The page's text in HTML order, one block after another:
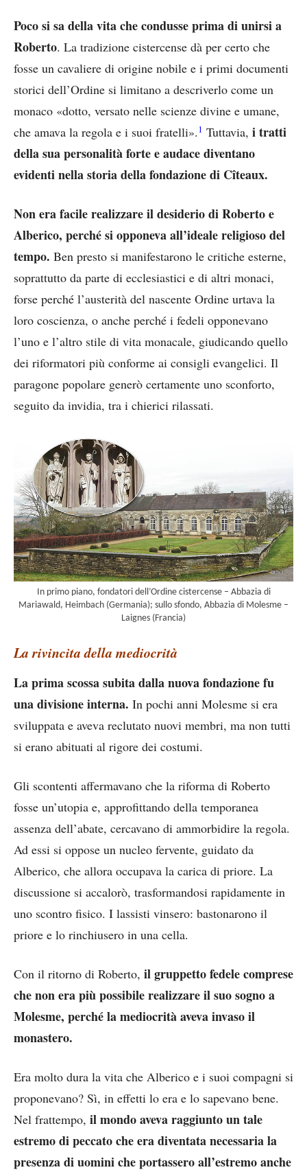
Poco si sa della vita che condusse prima di unirsi a
Roberto. La tradizione cistercense dà per certo che
fosse un cavaliere di origine nobile e i primi documenti
storici dell’Ordine si limitano a descriverlo come un
monaco «dotto, versato nelle scienze divine e umane,
che amava la regola e i suoi fratelli».1 Tuttavia, i tratti
della sua personalità forte e audace diventano
evidenti nella storia della fondazione di Cîteaux.
Non era facile realizzare il desiderio di Roberto e
Alberico, perché si opponeva all’ideale religioso del
tempo. Ben presto si manifestarono le critiche esterne,
soprattutto da parte di ecclesiastici e di altri monaci,
forse perché l’austerità del nascente Ordine urtava la
loro coscienza, o anche perché i fedeli opponevano
l’uno e l’altro stile di vita monacale, giudicando quello
dei riformatori più conforme ai consigli evangelici. Il
paragone popolare generò certamente uno sconforto,
seguito da invidia, tra i chierici rilassati.
In primo piano, fondatori dell’Ordine cistercense – Abbazia di
Mariawald, Heimbach (Germania); sullo sfondo, Abbazia di Molesme –
Laignes (Francia)
La rivincita della mediocrità
La prima scossa subita dalla nuova fondazione fu
una divisione interna. In pochi anni Molesme si era
sviluppata e aveva reclutato nuovi membri, ma non tutti
si erano abituati al rigore dei costumi.
Gli scontenti affermavano che la riforma di Roberto
fosse un’utopia e, approfittando della temporanea
assenza dell’abate, cercavano di ammorbidire la regola.
Ad essi si oppose un nucleo fervente, guidato da
Alberico, che allora occupava la carica di priore. La
discussione si accalorò, trasformandosi rapidamente in
uno scontro fisico. I lassisti vinsero: bastonarono il
priore e lo rinchiusero in una cella.
Con il ritorno di Roberto, il gruppetto fedele comprese
che non era più possibile realizzare il suo sogno a
Molesme, perché la mediocrità aveva invaso il
monastero.
Era molto dura la vita che Alberico e i suoi compagni si
proponevano? Sì, in effetti lo era e lo sapevano bene.
Nel frattempo, il mondo aveva raggiunto un tale
estremo di peccato che era diventata necessaria la
presenza di uomini che portassero all’estremo anche